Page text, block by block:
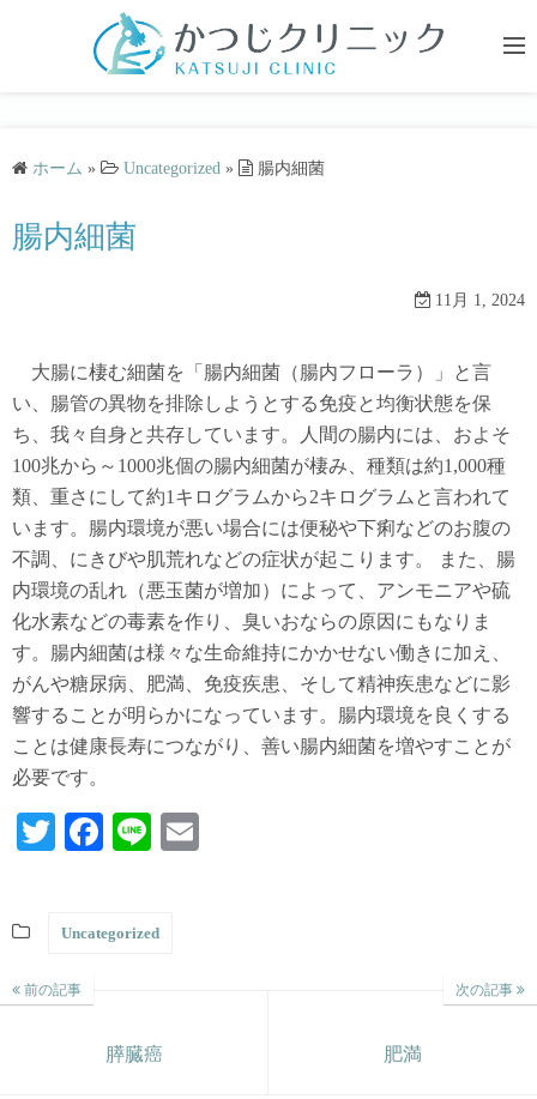
へ
キ
ホーム » Uncategorized » 腸内細菌
腸内細菌
11月 1, 2024
大腸に棲む細菌を「腸内細菌（腸内フローラ）」と言
い、腸管の異物を排除しようとする免疫と均衡状態を保
ち、我々自身と共存しています。人間の腸内には、およそ
100兆から～1000兆個の腸内細菌が棲み、種類は約1,000種
類、重さにして約1キログラムから2キログラムと言われて
います。腸内環境が悪い場合には便秘や下痢などのお腹の
不調、にきびや肌荒れなどの症状が起こります。 また、腸
内環境の乱れ（悪玉菌が増加）によって、アンモニアや硫
化水素などの毒素を作り、臭いおならの原因にもなりま
す。腸内細菌は様々な生命維持にかかせない働きに加え、
がんや糖尿病、肥満、免疫疾患、そして精神疾患などに影
響することが明らかになっています。腸内環境を良くする
ことは健康長寿につながり、善い腸内細菌を増やすことが
必要です。
T
r
Fa
ok
Li
Uncategorized
前の記事
膵臓癌
次の記事
肥満